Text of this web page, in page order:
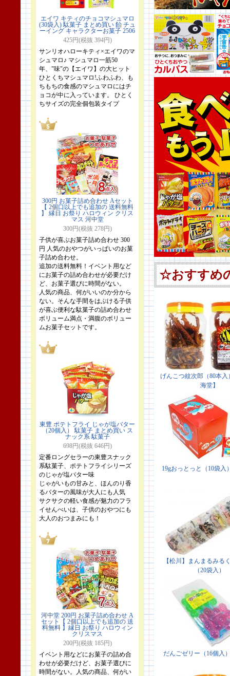
エイワ キティのチョコマシュマロ
(30袋入) 駄菓子 まとめ買い 飴 チュ
ーイング キャラクターお菓子 2506
425円(税抜 394円)
サンリオハローキティ×エイワのマ
シュマロ♪ マシュマロ一筋50
年、"味"の【エイワ】の大ヒット
ひとくちマシュマロ!ふわふわ、も
ちもちの食感のマシュマロにはチ
ョコが中に入っています。 ひとく
ちサイズの完全個包装タイプ
300円 お菓子詰め合わせ Aセット
【 2個口以上でも追加の 送料無料
】 縁日 お祭り ハロウィン クリス
マス 河中堂
300円(税抜 278円)
子供が喜ぶお菓子詰め合わせ 300
円 人気のおやつがいっぱいのお菓
子詰め合わせ。
追加の送料無料！イベント用など
にお菓子の詰め合わせが必要だけ
ど、お菓子選びに時間がない。
人気の商品、何がいいのか分から
ない。そんな手間をはぶける子供
が喜ぶ便利な駄菓子の詰め合わせ
ボリューム満点・満腹のボリュー
ムお菓子セットです。
東豊 ポテトフライ じゃが塩バター
（20個入） 駄菓子 まとめ買い ス
ナック系 駄菓子
698円(税抜 646円)
定番ロングセラーの東豊スナック
系駄菓子、ポテトフライシリーズ
のじゃが塩バター味
じゃがいもの甘みと、ほんのり香
るバターの風味が大人にも人気
サクサクの軽い食感が魅力のフラ
イせんべいは、子供のおやつにも
大人のおつまみにも！
河中堂 200円 お菓子詰め合わせ A
セット【 2個口以上でも追加の 送
料無料 】縁日 お祭り ハロウィン
クリスマス
200円(税抜 185円)
イベント用などにお菓子の詰め合
わせが必要だけど、お菓子選びに
時間がない。人気の商品、何がい